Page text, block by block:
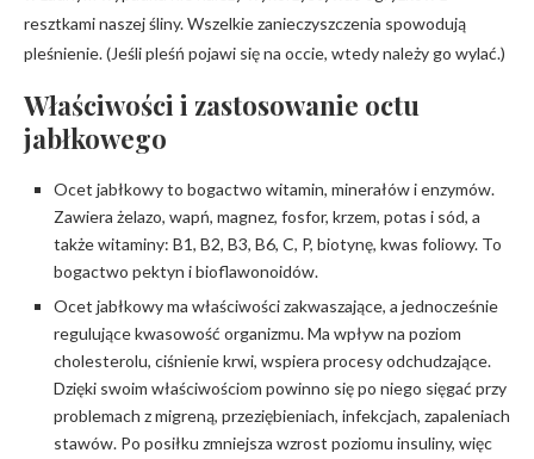
resztkami naszej śliny. Wszelkie zanieczyszczenia spowodują
pleśnienie. (Jeśli pleśń pojawi się na occie, wtedy należy go wylać.)
Właściwości i zastosowanie octu
jabłkowego
Ocet jabłkowy to bogactwo witamin, minerałów i enzymów.
Zawiera żelazo, wapń, magnez, fosfor, krzem, potas i sód, a
także witaminy: B1, B2, B3, B6, C, P, biotynę, kwas foliowy. To
bogactwo pektyn i bioflawonoidów.
Ocet jabłkowy ma właściwości zakwaszające, a jednocześnie
regulujące kwasowość organizmu. Ma wpływ na poziom
cholesterolu, ciśnienie krwi, wspiera procesy odchudzające.
Dzięki swoim właściwościom powinno się po niego sięgać przy
problemach z migreną, przeziębieniach, infekcjach, zapaleniach
stawów. Po posiłku zmniejsza wzrost poziomu insuliny, więc